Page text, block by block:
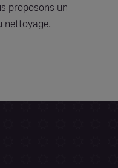
proposons un
nettoyage.